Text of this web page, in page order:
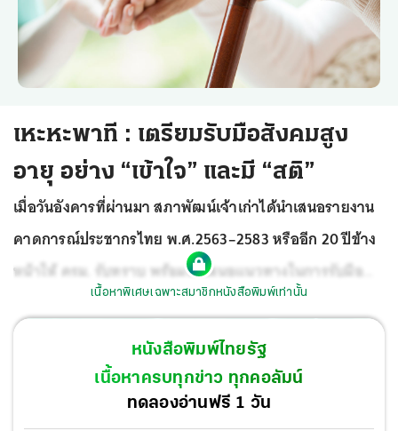
เหะหะพาที : เตรียมรับมือสังคมสูง
อายุ อย่าง “เข้าใจ” และมี “สติ”
เมื่อวันอังคารที่ผ่านมา สภาพัฒน์เจ้าเก่าได้นำเสนอรายงาน
คาดการณ์ประชากรไทย พ.ศ.2563–2583 หรืออีก 20 ปีข้าง
หน้าให้ ครม. รับทราบ พร้อมทั้งเสนอแนวทางในการรับมือ
โครงสร้างประชากรไทย ที่จะเปลี่ยนแปลงอย่างใหญ่หลวงให้
ครม.พิจารณา
เนื้อหาพิเศษเฉพาะสมาชิกหนังสือพิมพ์เท่านั้น
หนังสือพิมพ์ไทยรัฐ
เนื้อหาครบทุกข่าว ทุกคอลัมน์
ทดลองอ่านฟรี 1 วัน